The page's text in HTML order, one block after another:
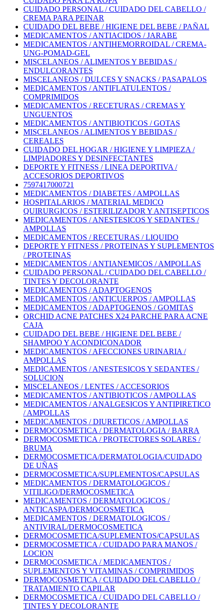
CUIDADO PERSONAL / CUIDADO DEL CABELLO /
CREMA PARA PEINAR
CUIDADO DEL BEBE / HIGIENE DEL BEBE / PAÑAL
MEDICAMENTOS / ANTIACIDOS / JARABE
MEDICAMENTOS / ANTIHEMORROIDAL / CREMA-
UNG-POMAD-GEL
MISCELANEOS / ALIMENTOS Y BEBIDAS /
ENDULCORANTES
MISCELANEOS / DULCES Y SNACKS / PASAPALOS
MEDICAMENTOS / ANTIFLATULENTOS /
COMPRIMIDOS
MEDICAMENTOS / RECETURAS / CREMAS Y
UNGUENTOS
MEDICAMENTOS / ANTIBIOTICOS / GOTAS
MISCELANEOS / ALIMENTOS Y BEBIDAS /
CEREALES
CUIDADO DEL HOGAR / HIGIENE Y LIMPIEZA /
LIMPIADORES Y DESINFECTANTES
DEPORTE Y FITNESS / LINEA DEPORTIVA /
ACCESORIOS DEPORTIVOS
7597417000721
MEDICAMENTOS / DIABETES / AMPOLLAS
HOSPITALARIOS / MATERIAL MEDICO
QUIRURGICOS / ESTERILIZADOR Y ANTISEPTICOS
MEDICAMENTOS / ANESTESICOS Y SEDANTES /
AMPOLLAS
MEDICAMENTOS / RECETURAS / LIQUIDO
DEPORTE Y FITNESS / PROTEINAS Y SUPLEMENTOS
/ PROTEINAS
MEDICAMENTOS / ANTIANEMICOS / AMPOLLAS
CUIDADO PERSONAL / CUIDADO DEL CABELLO /
TINTES Y DECOLORANTE
MEDICAMENTOS / ADAPTOGENOS
MEDICAMENTOS / ANTICUERPOS / AMPOLLAS
MEDICAMENTOS / ADAPTOGENOS / GOMITAS
ORCHID ACNE PATCHES X24 PARCHE PARA ACNE
CAJA
CUIDADO DEL BEBE / HIGIENE DEL BEBE /
SHAMPOO Y ACONDICONADOR
MEDICAMENTOS / AFECCIONES URINARIA /
AMPOLLAS
MEDICAMENTOS / ANESTESICOS Y SEDANTES /
SOLUCION
MISCELANEOS / LENTES / ACCESORIOS
MEDICAMENTOS / ANTIBIOTICOS / AMPOLLAS
MEDICAMENTOS / ANALGESICOS Y ANTIPIRETICO
/ AMPOLLAS
MEDICAMENTOS / DIURETICOS / AMPOLLAS
DERMOCOSMETICA / DERMATOLOGIA / BARRA
DERMOCOSMETICA / PROTECTORES SOLARES /
BRUMA
DERMOCOSMETICA/DERMATOLOGIA/CUIDADO
DE UÑAS
DERMOCOSMETICA/SUPLEMENTOS/CAPSULAS
MEDICAMENTOS / DERMATOLOGICOS /
VITILIGO/DERMOCOSMETICA
MEDICAMENTOS / DERMATOLOGICOS /
ANTICASPA/DERMOCOSMETICA
MEDICAMENTOS / DERMATOLOGICOS /
ANTIVIRAL/DERMOCOSMETICA
DERMOCOSMETICA/SUPLEMENTOS/CAPSULAS
DERMOCOSMETICA / CUIDADO PARA MANOS /
LOCION
DERMOCOSMETICA / MEDICAMENTOS /
SUPLEMENTOS Y VITAMINAS / COMPRIMIDOS
DERMOCOSMETICA / CUIDADO DEL CABELLO /
TRATAMIENTO CAPILAR
DERMOCOSMETICA / CUIDADO DEL CABELLO /
TINTES Y DECOLORANTE